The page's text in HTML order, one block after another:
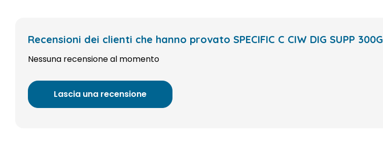
Recensioni dei clienti che hanno provato SPECIFIC C CIW DIG SUPP 300G
Nessuna recensione al momento
Lascia una recensione